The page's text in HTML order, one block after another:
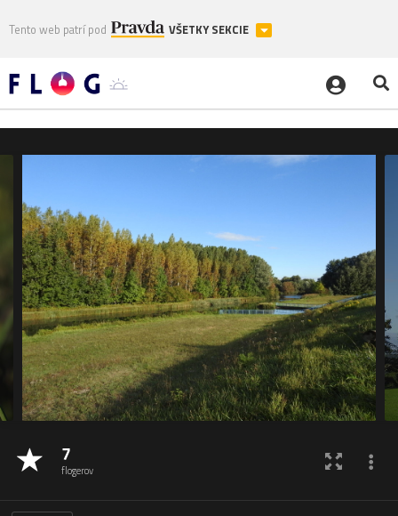
Tento web patrí pod VŠETKY SEKCIE
7
flogerov